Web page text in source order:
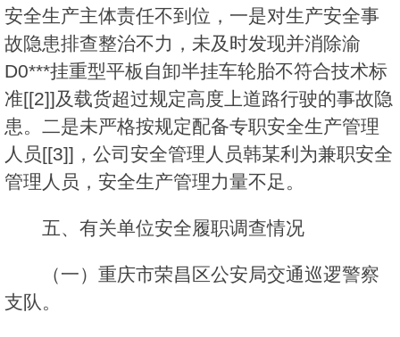
安全生产主体责任不到位，一是对生产安全事
故隐患排查整治不力，未及时发现并消除渝
D0***挂重型平板自卸半挂车轮胎不符合技术标
准[[2]]及载货超过规定高度上道路行驶的事故隐
患。二是未严格按规定配备专职安全生产管理
人员[[3]]，公司安全管理人员韩某利为兼职安全
管理人员，安全生产管理力量不足。
五、有关单位安全履职调查情况
（一）重庆市荣昌区公安局交通巡逻警察
支队。